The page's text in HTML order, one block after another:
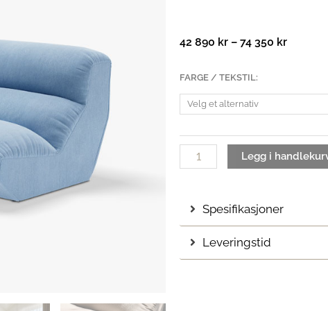
42 890 kr – 74 350 kr
til
FARGE / TEKSTIL:
Hi
Lo
| Configuration
Legg i
Spesifikasjoner
Leveringstid